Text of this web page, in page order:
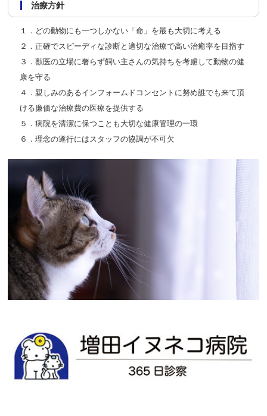
治療方針
１．どの動物にも一つしかない「命」を最も大切に考える
２．正確でスピーディな診断と適切な治療で高い治癒率を目指す
３．獣医の立場に奢らず飼い主さんの気持ちを考慮して動物の健
康を守る
４．親しみのあるインフォームドコンセントに努め誰でも来て頂
ける廉価な治療費の医療を提供する
５．病院を清潔に保つことも大切な健康管理の一環
６．理念の遂行にはスタッフの協調が不可欠